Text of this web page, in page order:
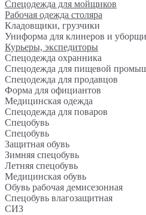
Спецодежда для мойщиков
Рабочая одежда столяра
Кладовщики, грузчики
Униформа для клинеров и
Курьеры, экспедиторы
Спецодежда охранника
Спецодежда для пищевой
Спецодежда для продавцов
Форма для официантов
Медицинская одежда
Спецодежда для поваров
Спецобувь
Спецобувь
Защитная обувь
Зимняя спецобувь
Летняя спецобувь
Медицинская обувь
Обувь рабочая демисезонная
Спецобувь влагозащитная
СИЗ